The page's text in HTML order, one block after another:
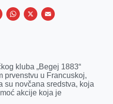
V
r
W
s
A
p
X
E
l
kluba „Begej 1883“
prvenstvu u Francuskoj,
su novčana sredstva, koja
akcije koja je